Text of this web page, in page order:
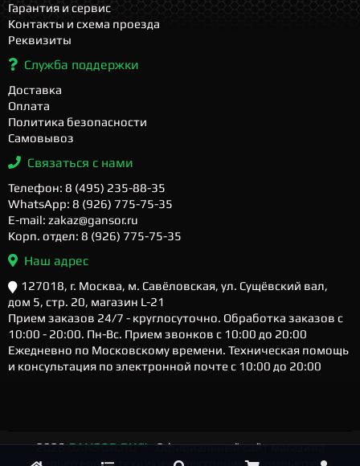
Гарантия и сервис
Контакты и схема проезда
Реквизиты
Служба поддержки
Доставка
Оплата
Политика безопасности
Самовывоз
Связаться с нами
Телефон: 8 (495) 235-88-35
WhatsApp: 8 (926) 775-75-35
E-mail: zakaz@gansor.ru
Корп. отдел: 8 (926) 775-75-35
Наш адрес
127018, г. Москва, м. Савёловская, ул. Сущёвский вал,
дом 5, стр. 20, магазин L-21
Прием заказов 24/7 - круглосуточно. Обработка заказов с
10:00 - 20:00. Пн-Вс. Прием звонков с 10:00 до 20:00
Ежедневно по Московскому времени. Техническая помощь
и консультация по электронной почте с 10:00 до 20:00
2026GANSOR.RU ™- Официальный сайт магазина
компьютерной техники и электроники. Компьютеры